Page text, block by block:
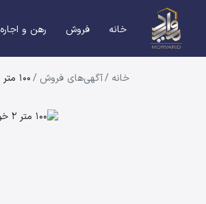
خانه فروش رهن و اجاره
خانه /آگهی‌های فروش /100 متر 2 خواب برج فول امکانات